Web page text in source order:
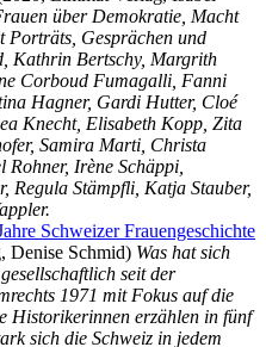
über Demokratie, Macht
Porträts, Gesprächen und
Kathrin Bertschy, Margrith
Corboud Fumagalli, Fanni
Hagner, Gardi Hutter, Cloé
Knecht, Elisabeth Kopp, Zita
Samira Marti, Christa
Rohner, Irène Schäppi,
Regula Stämpfli, Katja Stauber,
Schweizer Frauengeschichte
Denise Schmid) Was hat sich
seit der
1971 mit Fokus auf die
Historikerinnen erzählen in fünf
sich die Schweiz in jedem